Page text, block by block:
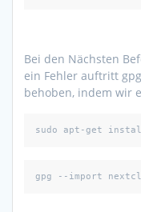
Bei den Nächsten
ein Fehler auftritt
behoben, indem wir
sudo apt-get
gpg --import